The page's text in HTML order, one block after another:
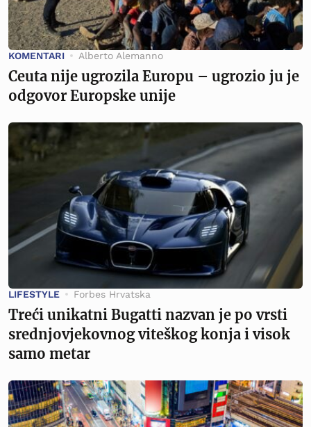
KOMENTARI Alberto Alemanno
Ceuta nije ugrozila Europu – ugrozio ju je
odgovor Europske unije
LIFESTYLE Forbes Hrvatska
Treći unikatni Bugatti nazvan je po vrsti
srednjovjekovnog viteškog konja i visok
samo metar